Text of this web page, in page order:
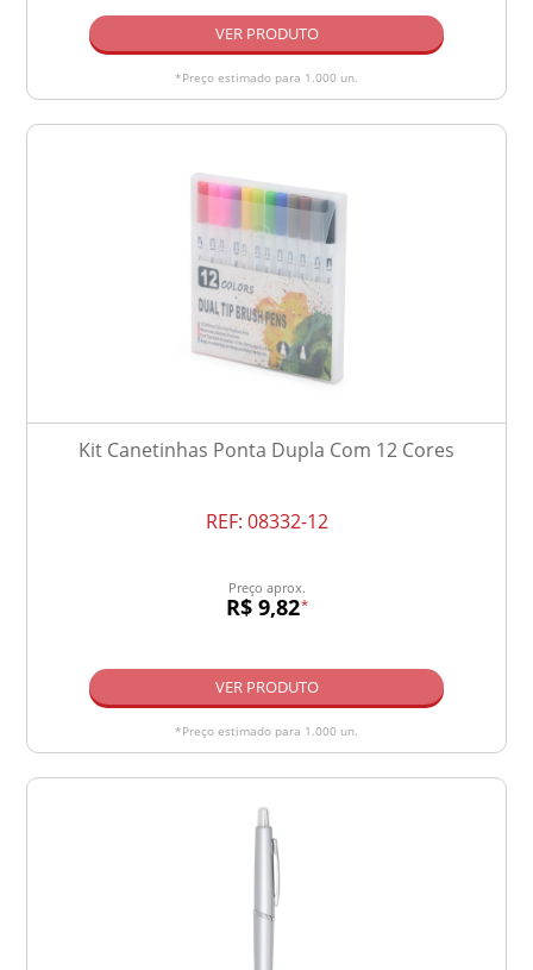
VER PRODUTO
*Preço estimado para 1.000 un.
Kit Canetinhas Ponta Dupla Com 12 Cores
REF: 08332-12
Preço aprox.
R$ 9,82*
VER PRODUTO
*Preço estimado para 1.000 un.